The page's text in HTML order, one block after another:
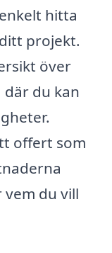
hitta
projekt.
över
du kan
offert som
du vill